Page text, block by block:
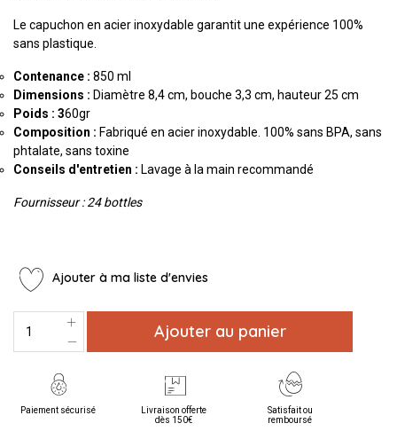
Le capuchon en acier inoxydable garantit une expérience 100%
sans plastique.
Contenance : 850 ml
Dimensions : Diamètre 8,4 cm, bouche 3,3 cm, hauteur 25 cm
Poids : 360gr
Composition : Fabriqué en acier inoxydable. 100% sans BPA, sans
phtalate, sans toxine
Conseils d'entretien : Lavage à la main recommandé
Fournisseur : 24 bottles
Ajouter à ma liste d'envies
Ajouter au panier
Paiement sécurisé
Livraison offerte
dès 150€
Satisfait ou
remboursé